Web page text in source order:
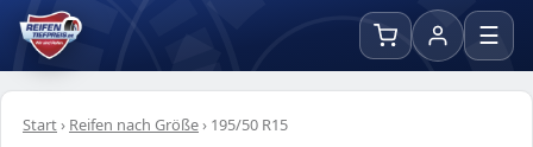
☰
Start› Reifen nach Größe› 195/50 R15